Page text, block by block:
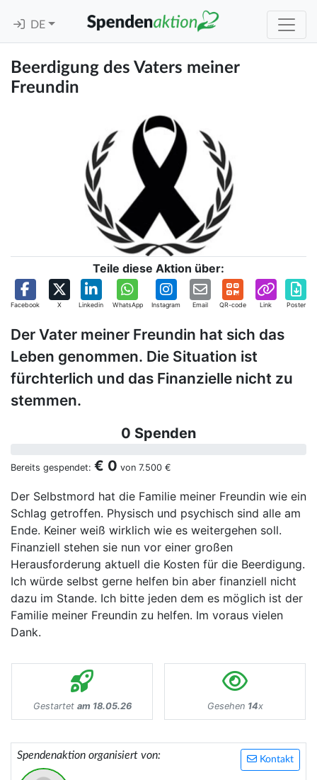
DE
Beerdigung des Vaters meiner
Freundin
Teile diese Aktion über:
Facebook X Linkedin WhatsApp Instagram Email QR-code Link Poster
Der Vater meiner Freundin hat sich das
Leben genommen. Die Situation ist
fürchterlich und das Finanzielle nicht zu
stemmen.
0 Spenden
Bereits gespendet: € 0 von 7.500 €
Der Selbstmord hat die Familie meiner Freundin wie ein
Schlag getroffen. Physisch und psychisch sind alle am
Ende. Keiner weiß wirklich wie es weitergehen soll.
Finanziell stehen sie nun vor einer großen
Herausforderung aktuell die Kosten für die Beerdigung.
Ich würde selbst gerne helfen bin aber finanziell nicht
dazu im Stande. Ich bitte jeden dem es möglich ist der
Familie meiner Freundin zu helfen. Im voraus vielen
Dank.
Gestartet am 18.05.26 Gesehen 14x
Kontakt
Spendenaktion organisiert von: